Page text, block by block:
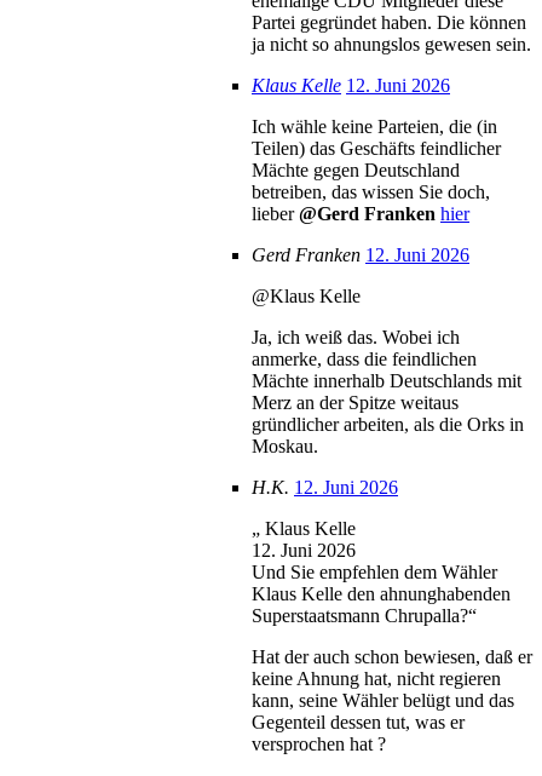
Partei gegründet haben. Die können
ja nicht so ahnungslos gewesen sein.
Klaus Kelle 12. Juni 2026
Ich wähle keine Parteien, die (in
Teilen) das Geschäfts feindlicher
Mächte gegen Deutschland
betreiben, das wissen Sie doch,
lieber@Gerd Franken hier
Gerd Franken 12. Juni 2026
@Klaus Kelle
Ja, ich weiß das. Wobei ich
anmerke, dass die feindlichen
Mächte innerhalb Deutschlands mit
Merz an der Spitze weitaus
gründlicher arbeiten, als die Orks in
Moskau.
H.K. 12. Juni 2026
„ Klaus Kelle
12. Juni 2026
Und Sie empfehlen dem Wähler
Klaus Kelle den ahnunghabenden
Superstaatsmann Chrupalla?“
Hat der auch schon bewiesen, daß er
keine Ahnung hat, nicht regieren
kann, seine Wähler belügt und das
Gegenteil dessen tut, was er
versprochen hat ?